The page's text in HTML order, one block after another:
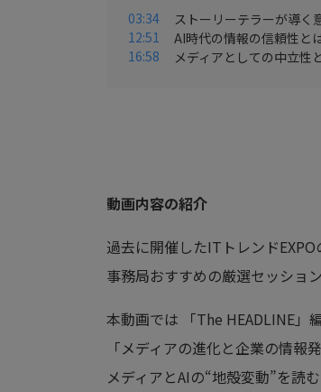
03:34
ストーリーテラーが導く
12:51
AI時代の情報の信頼性と
16:58
メディアとしての中立性
動画内容の紹介
過去に開催したITトレンド
事務局おすすめの厳選セッショ
本動画では 「The HEADLINE
「メディアの進化と企業の情報
メディアとAIの“地殻変動”を読